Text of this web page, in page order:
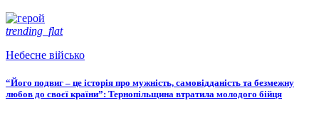
trending_flat
Небесне військо
“Його подвиг – це історія про мужність, самовідданість та безмежну
любов до своєї країни”: Тернопільщина втратила молодого бійця